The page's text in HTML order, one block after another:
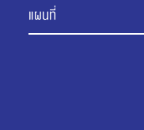
แผนที่